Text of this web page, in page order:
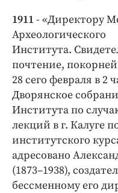
1911- «Директору
Археологического
Института.
почтение,
28 сего февраля в 2
Дворянское
Института по
лекций в г. Калуге
институтского
адресовано
(1873–1938),
бессменному его